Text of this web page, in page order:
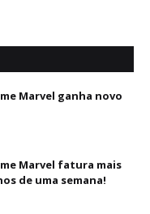
Marvel ganha novo
Marvel fatura mais
de uma semana!